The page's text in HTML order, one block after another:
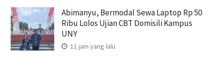
Abimanyu, Bermodal Sewa Laptop Rp 50
Ribu Lolos Ujian CBT Domisili Kampus
UNY
11 jam yang lalu